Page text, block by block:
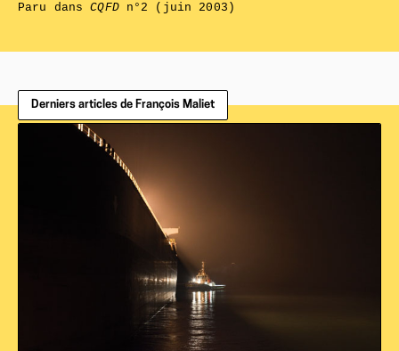
Paru dansCQFDn°2 (juin 2003)
Derniers articles de François Maliet